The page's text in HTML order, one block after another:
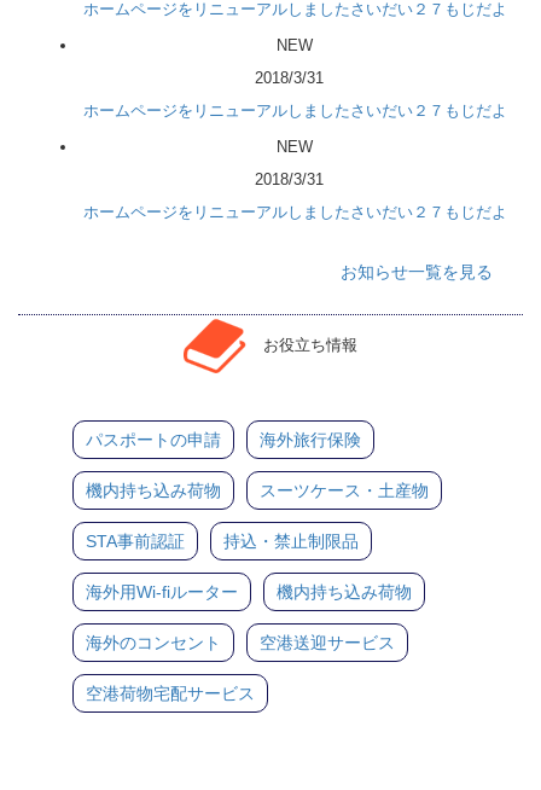
ホームページをリニューアルしましたさいだい２７もじだよ
NEW
2018/3/31
ホームページをリニューアルしましたさいだい２７もじだよ
NEW
2018/3/31
ホームページをリニューアルしましたさいだい２７もじだよ
お知らせ一覧を見る
お役立ち情報
パスポートの申請 海外旅行保険
機内持ち込み荷物 スーツケース・土産物
STA事前認証 持込・禁止制限品
海外用Wi-fiルーター 機内持ち込み荷物
海外のコンセント 空港送迎サービス
空港荷物宅配サービス